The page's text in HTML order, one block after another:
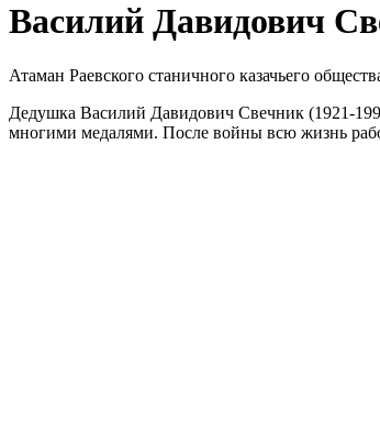
Василий Давидович
Атаман Раевского станичного казачьего
Дедушка Василий Давидович Свечник (1921-
многими медалями. После войны всю жизнь